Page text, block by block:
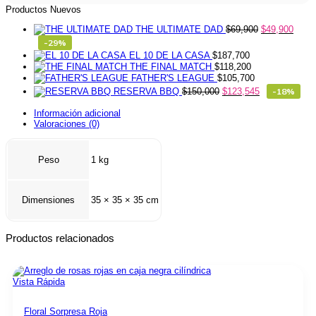
Productos Nuevos
THE ULTIMATE DAD $69,900 $49,900
-29%
EL 10 DE LA CASA $187,700
THE FINAL MATCH $118,200
FATHER'S LEAGUE $105,700
RESERVA BBQ $150,000 $123,545 -18%
Información adicional
Valoraciones (0)
Peso 1 kg
Dimensiones 35 × 35 × 35 cm
Productos relacionados
Vista Rápida
Floral Sorpresa Roja